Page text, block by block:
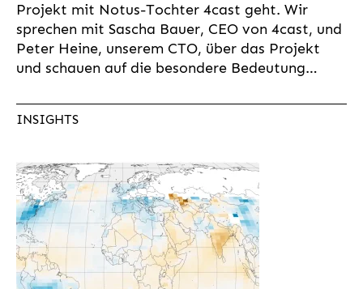
Projekt mit Notus-Tochter 4cast geht. Wir
sprechen mit Sascha Bauer, CEO von 4cast, und
Peter Heine, unserem CTO, über das Projekt
und schauen auf die besondere Bedeutung…
INSIGHTS